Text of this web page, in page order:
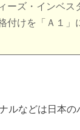
ーズ・インベ
付けを「Ａ１」
ルなどは日本の